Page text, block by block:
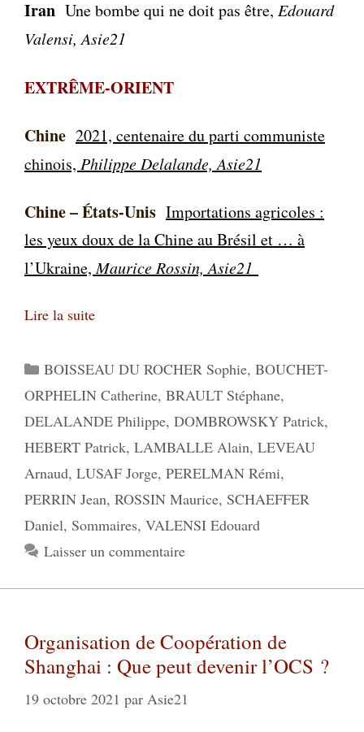
Iran Une bombe qui ne doit pas être, Edouard
Valensi, Asie21
EXTRÊME-ORIENT
Chine 2021, centenaire du parti communiste
chinois, Philippe Delalande, Asie21
Chine – États-Unis Importations agricoles :
les yeux doux de la Chine au Brésil et … à
l’Ukraine,Maurice Rossin, Asie21
Lire la suite
Catégories
BOISSEAU DU ROCHER Sophie, BOUCHET-
ORPHELIN Catherine, BRAULT Stéphane,
DELALANDE Philippe, DOMBROWSKY Patrick,
HEBERT Patrick, LAMBALLE Alain, LEVEAU
Arnaud, LUSAF Jorge, PERELMAN Rémi,
PERRIN Jean, ROSSIN Maurice, SCHAEFFER
Daniel, Sommaires, VALENSI Edouard
Laisser un commentaire
Organisation de Coopération de
Shanghai : Que peut devenir l’OCS ?
19 octobre 2021 par Asie21